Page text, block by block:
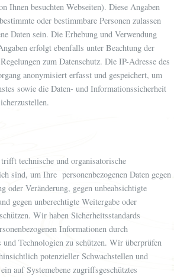
Ihnen besuchten Webseiten). Diese Angaben
oder bestimmbare Personen zulassen
Daten sein. Die Erhebung und Verwendung
erfolgt ebenfalls unter Beachtung der
zum Datenschutz. Die IP-Adresse des
anonymisiert erfasst und gespeichert, um
sowie die Daten- und Informationssicherheit
technische und organisatorische
sind, um Ihre personenbezogenen Daten gegen
oder Veränderung, gegen unbeabsichtigte
gegen unberechtigte Weitergabe oder
Wir haben Sicherheitsstandards
Informationen durch
und Technologien zu schützen. Wir überprüfen
potenzieller Schwachstellen und
auf Systemebene zugriffsgeschütztes